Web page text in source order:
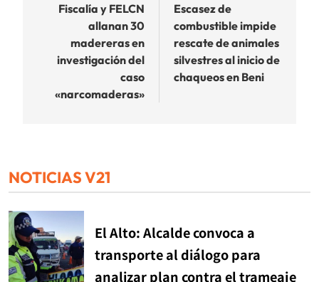
entradas
Fiscalía y FELCN
allanan 30
madereras en
investigación del
caso
«narcomaderas»
Escasez de
combustible impide
rescate de animales
silvestres al inicio de
chaqueos en Beni
NOTICIAS V21
El Alto: Alcalde convoca a
transporte al diálogo para
analizar plan contra el trameaje